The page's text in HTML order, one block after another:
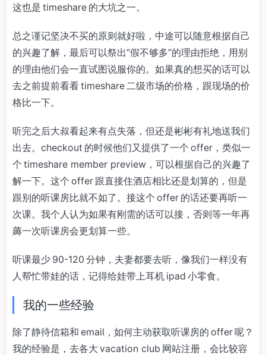
这也是 timeshare 的大坑之一。
总之谨记坚决不买的原则就好啦，中途可以随意根据自己
的兴趣了解，最后可以祭出“假不够多”的理由拒绝，用别
的理由他们会一直试图说服你的。如果真的想买的话可以
去之前提前看看 timeshare 二级市场的价格，跟现场的价
格比一下。
听完之后大叔看起来有点失落，但还是彬彬有礼地送我们
出去。checkout 的时候他们又提供了一个 offer，类似一
个 timeshare member preview，可以根据自己的兴趣了
解一下。这个 offer 跟直接住酒店相比还是划算的，但是
跟别的听课房比就不如了。接这个 offer 的话还要再听一
次课。我个人认为如果有刚需的话可以接，否则等一年再
薅一次听课房会更划算一些。
听课最少 90-120 分钟，夫妻都要去听，像我们一样没有
人帮忙带娃的话，记得给娃带上耳机 ipad 小零食。
我的一些经验
除了静待信箱和 email，如何主动获取听课房的 offer 呢？
我的经验是，去各大 vacation club 网站注册，会比较容